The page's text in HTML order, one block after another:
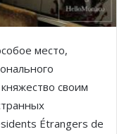
место,
своим
Étrangers de